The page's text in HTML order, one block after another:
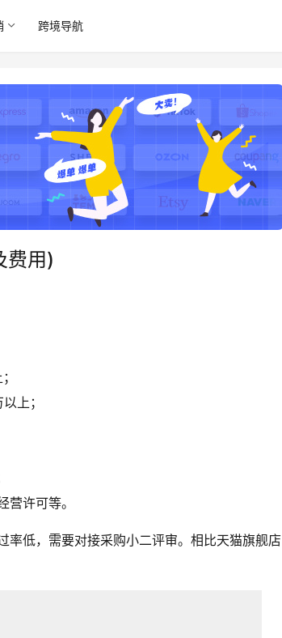
跨境导航
费用)
上；
许可等。
率低，需要对接采购小二评审。相比天猫旗舰店